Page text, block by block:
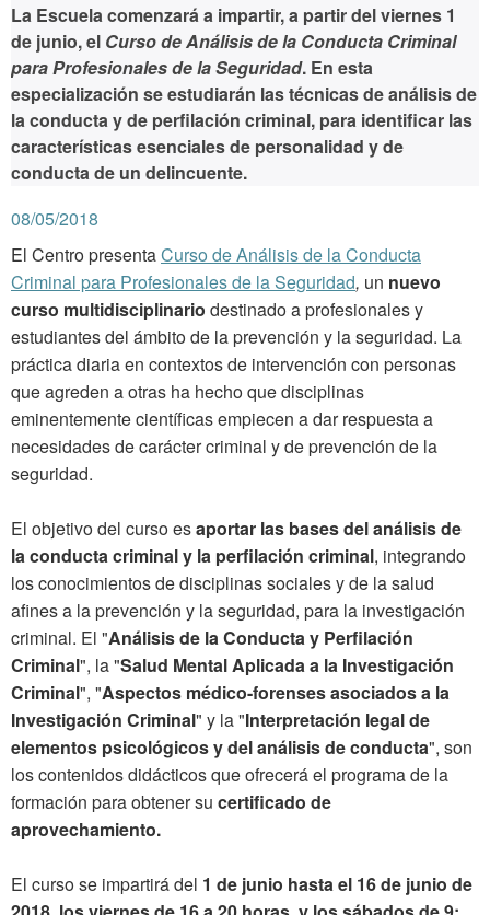
La Escuela comenzará a impartir, a partir del viernes 1
de junio, el Curso de Análisis de la Conducta Criminal
para Profesionales de la Seguridad. En esta
especialización se estudiarán las técnicas de análisis de
la conducta y de perfilación criminal, para identificar las
características esenciales de personalidad y de
conducta de un delincuente.
08/05/2018
El Centro presentaCurso de Análisis de la Conducta
Criminal para Profesionales de la Seguridad, un nuevo
curso multidisciplinario destinado a profesionales y
estudiantes del ámbito de la prevención y la seguridad. La
práctica diaria en contextos de intervención con personas
que agreden a otras ha hecho que disciplinas
eminentemente científicas empiecen a dar respuesta a
necesidades de carácter criminal y de prevención de la
seguridad.
El objetivo del curso esaportar las bases del análisis de
la conducta criminal y la perfilación criminal, integrando
los conocimientos de disciplinas sociales y de la salud
afines a la prevención y la seguridad, para la investigación
criminal. El "Análisis de la Conducta y Perfilación
Criminal", la "Salud Mental Aplicada a la Investigación
Criminal", "Aspectos médico-forenses asociados a la
Investigación Criminal" y la "Interpretación legal de
elementos psicológicos y del análisis de conducta", son
los contenidos didácticos que ofrecerá el programa de la
formación para obtener su certificado de
aprovechamiento.
El curso se impartirá del 1 de junio hasta el 16 de junio de